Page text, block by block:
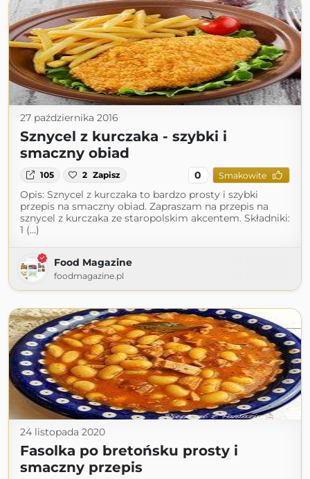
27 października 2016
Sznycel z kurczaka - szybki i
smaczny obiad
105 2 Zapisz 0 Smakowite
Opis: Sznycel z kurczaka to bardzo prosty i szybki
przepis na smaczny obiad. Zapraszam na przepis na
sznycel z kurczaka ze staropolskim akcentem. Składniki:
1 (...)
Food Magazine
foodmagazine.pl
24 listopada 2020
Fasolka po bretońsku prosty i
smaczny przepis